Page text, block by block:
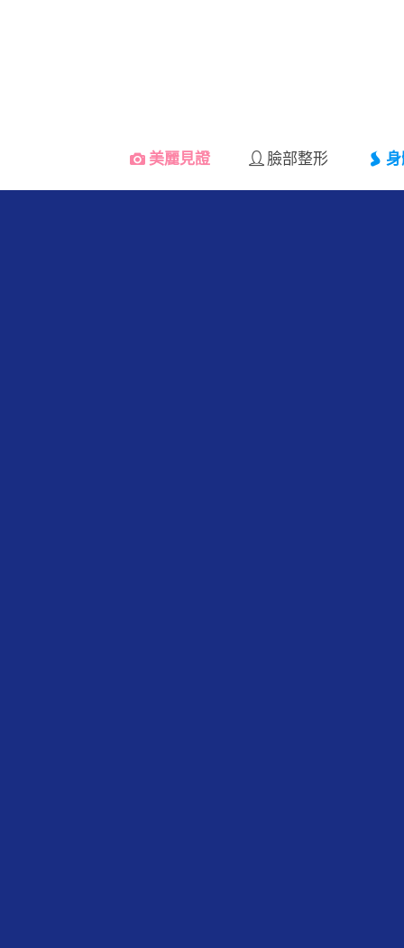
美麗見證 臉部整形